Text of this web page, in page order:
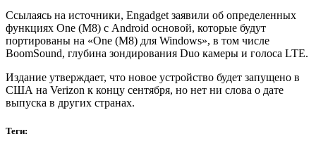
Ссылаясь на источники, Engadget заявили об определенных
функциях One (M8) с Android основой, которые будут
портированы на «One (M8) для Windows», в том числе
BoomSound, глубина зондирования Duo камеры и голоса LTE.
Издание утверждает, что новое устройство будет запущено в
США на Verizon к концу сентября, но нет ни слова о дате
выпуска в других странах.
Теги: